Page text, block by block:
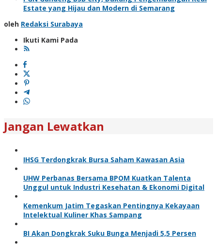
Estate yang Hijau dan Modern di Semarang
oleh Redaksi Surabaya
Ikuti Kami Pada
Jangan Lewatkan
IHSG Terdongkrak Bursa Saham Kawasan Asia
UHW Perbanas Bersama BPOM Kuatkan Talenta
Unggul untuk Industri Kesehatan & Ekonomi Digital
Kemenkum Jatim Tegaskan Pentingnya Kekayaan
Intelektual Kuliner Khas Sampang
BI Akan Dongkrak Suku Bunga Menjadi 5,5 Persen